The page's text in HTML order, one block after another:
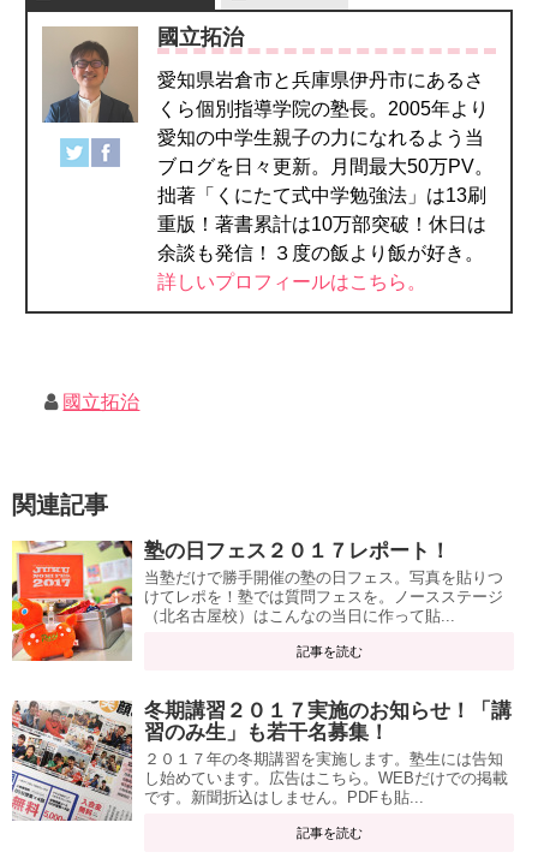
國立拓治
愛知県岩倉市と兵庫県伊丹市にあるさ
くら個別指導学院の塾長。2005年より
愛知の中学生親子の力になれるよう当
ブログを日々更新。月間最大50万PV。
拙著「くにたて式中学勉強法」は13刷
重版！著書累計は10万部突破！休日は
余談も発信！３度の飯より飯が好き。
詳しいプロフィールはこちら。
國立拓治
関連記事
塾の日フェス２０１７レポート！
当塾だけで勝手開催の塾の日フェス。写真を貼りつ
けてレポを！塾では質問フェスを。ノースステージ
（北名古屋校）はこんなの当日に作って貼...
記事を読む
冬期講習２０１７実施のお知らせ！「講
習のみ生」も若干名募集！
２０１７年の冬期講習を実施します。塾生には告知
し始めています。広告はこちら。WEBだけでの掲載
です。新聞折込はしません。PDFも貼...
記事を読む